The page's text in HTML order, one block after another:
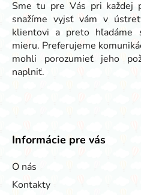
Sme tu pre Vás pri každej
snažíme vyjsť vám v
klientovi a preto hľadáme
mieru. Preferujeme
mohli porozumieť jeho
naplniť.
Informácie pre vás
O nás
Kontakty